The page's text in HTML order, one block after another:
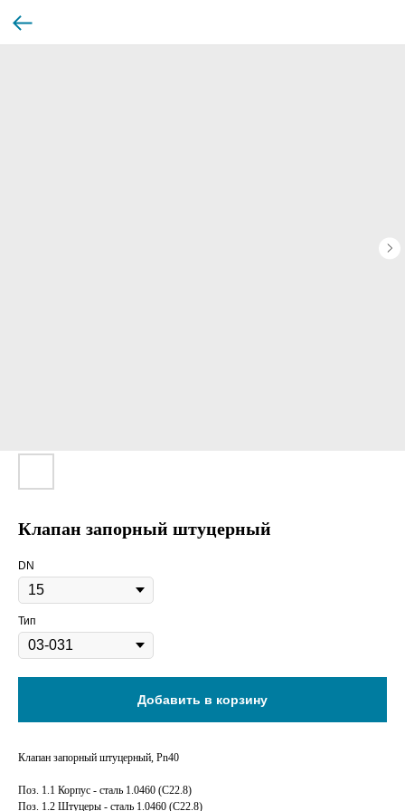
Клапан запорный штуцерный
DN
Тип
Добавить в корзину
Клапан запорный штуцерный, Pn40
Поз. 1.1 Корпус - сталь 1.0460 (С22.8)
Поз. 1.2 Штуцеры - сталь 1.0460 (С22.8)